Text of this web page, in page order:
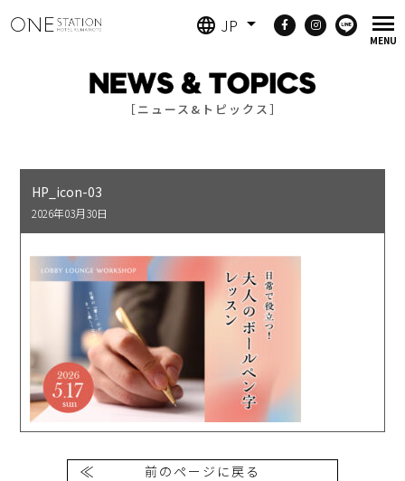
JP
［ニュース&トピックス］
HP_icon-03
2026年03月30日
前のページに戻る